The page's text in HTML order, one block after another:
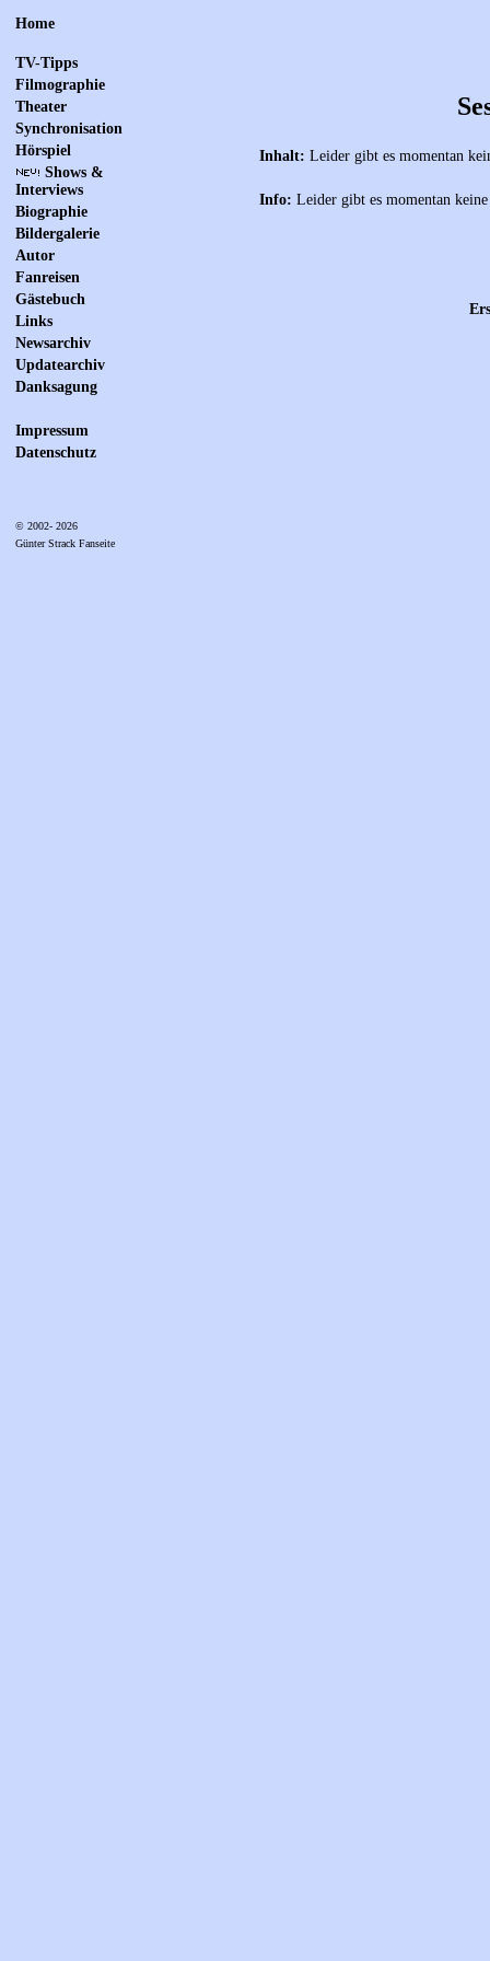
Home
TV-Tipps
Filmographie
Theater
Synchronisation
Hörspiel
Shows &
Interviews
Biographie
Bildergalerie
Autor
Fanreisen
Gästebuch
Links
Newsarchiv
Updatearchiv
Danksagung
Impressum
Datenschutz
© 2002- 2026
Günter Strack Fanseite
Inhalt: Leider gibt es momentan
Info: Leider gibt es momentan